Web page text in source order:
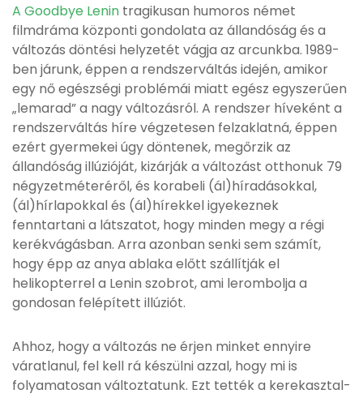
A Goodbye Lenin tragikusan humoros német
filmdráma központi gondolata az állandóság és a
változás döntési helyzetét vágja az arcunkba. 1989-
ben járunk, éppen a rendszerváltás idején, amikor
egy nő egészségi problémái miatt egész egyszerűen
„lemarad” a nagy változásról. A rendszer híveként a
rendszerváltás híre végzetesen felzaklatná, éppen
ezért gyermekei úgy döntenek, megőrzik az
állandóság illúzióját, kizárják a változást otthonuk 79
négyzetméteréről, és korabeli (ál)híradásokkal,
(ál)hírlapokkal és (ál)hírekkel igyekeznek
fenntartani a látszatot, hogy minden megy a régi
kerékvágásban. Arra azonban senki sem számít,
hogy épp az anya ablaka előtt szállítják el
helikopterrel a Lenin szobrot, ami lerombolja a
gondosan felépített illúziót.
Ahhoz, hogy a változás ne érjen minket ennyire
váratlanul, fel kell rá készülni azzal, hogy mi is
folyamatosan változtatunk. Ezt tették a kerekasztal-